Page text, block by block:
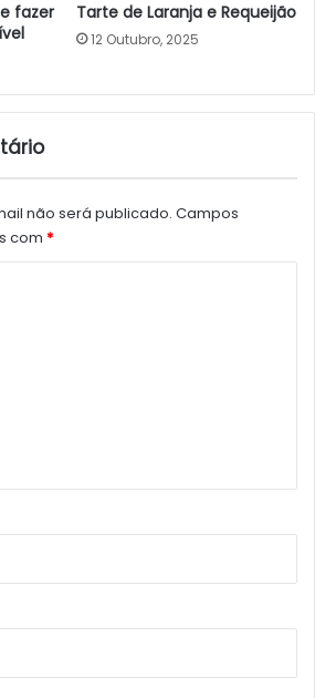
fazer
Tarte de Laranja e Requeijão
12 Outubro, 2025
não será publicado. Campos
com *